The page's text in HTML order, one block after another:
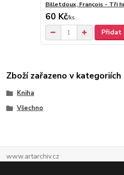
Billetdoux, François - Tři
60 Kč/ks
Přidat
Zboží zařazeno v kategoriích
Kniha
Všechno
www.artarchiv.cz